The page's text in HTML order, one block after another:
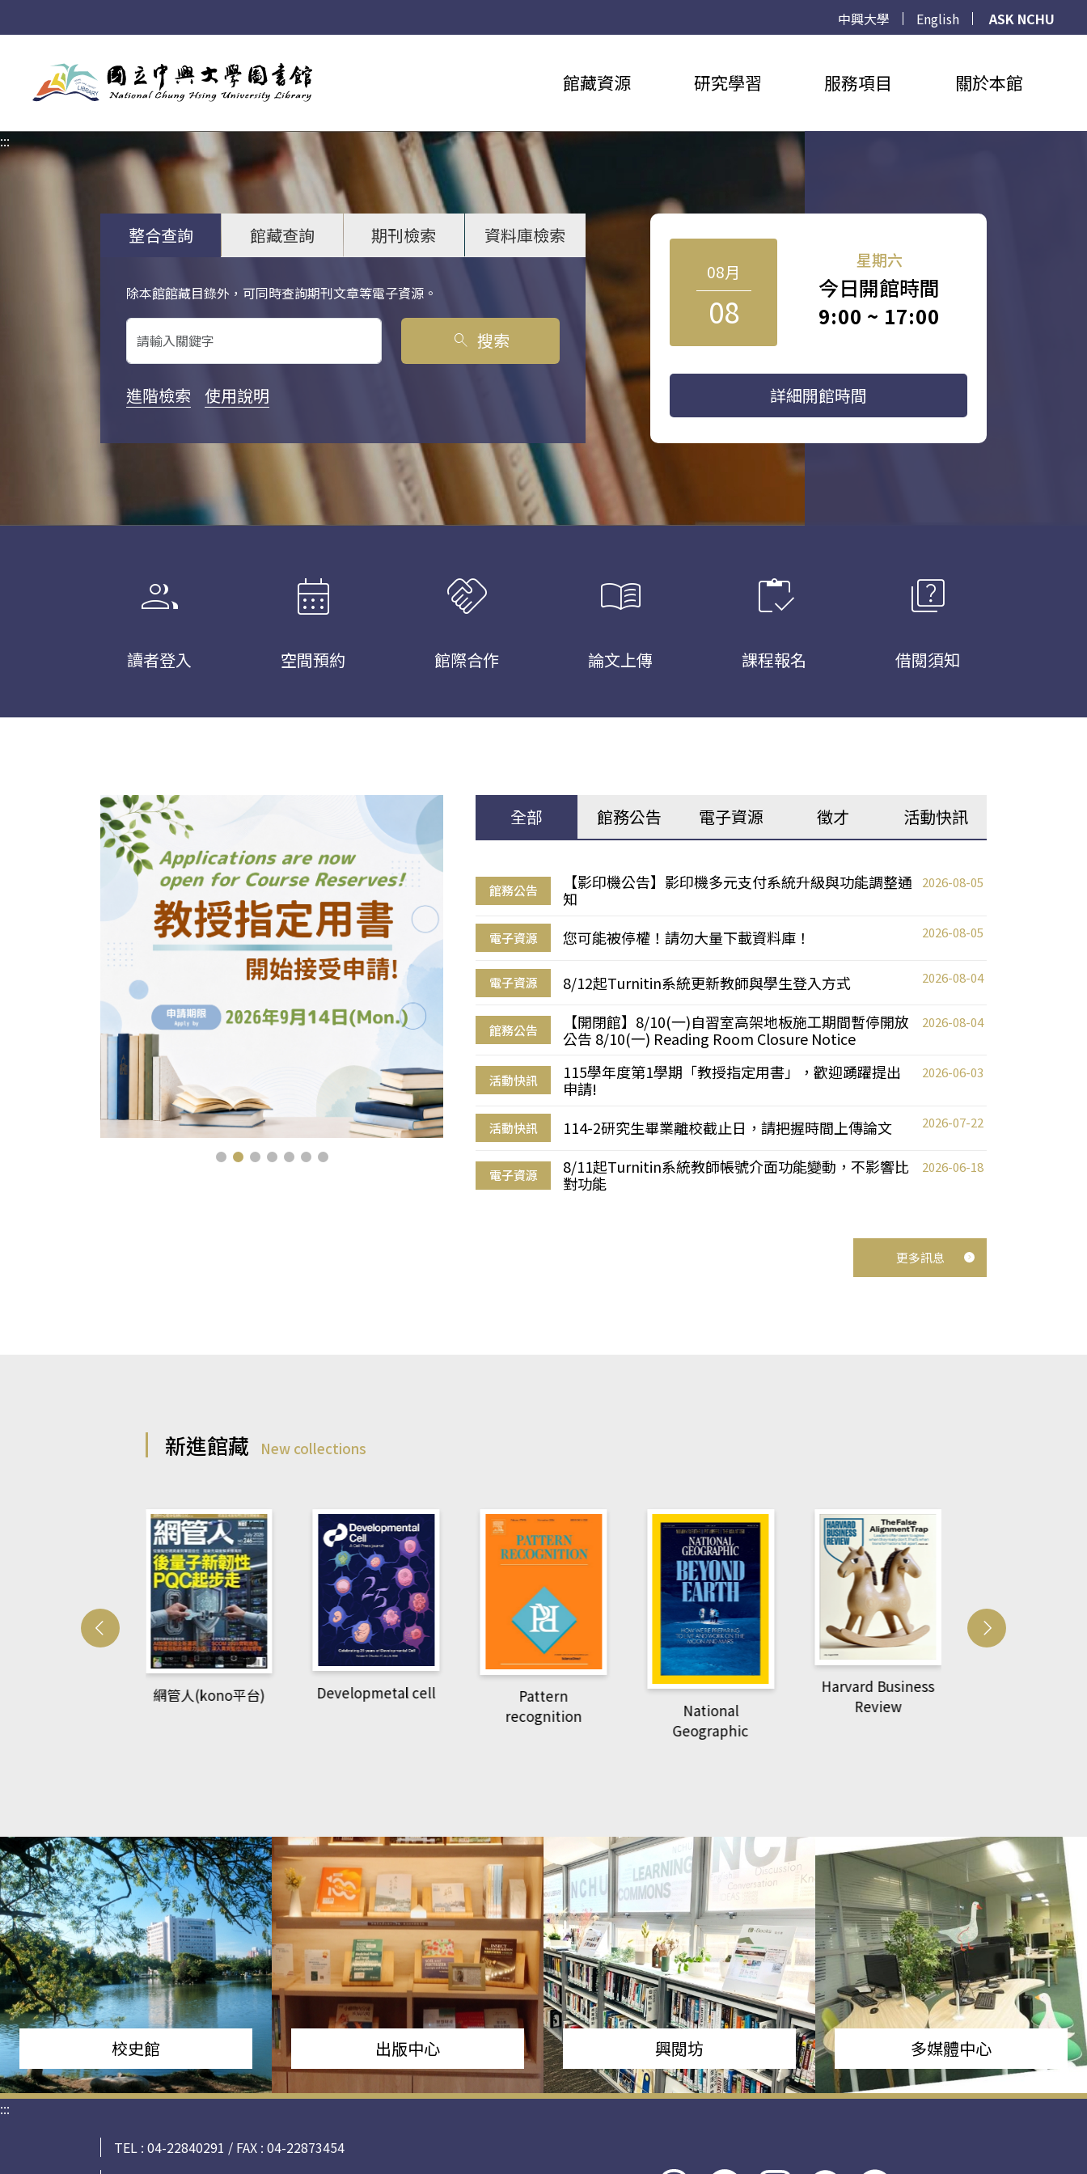
中興大學 English
ASK NCHU
館藏資源 研究學習 服務項目 關於本館
:::
整合查詢 館藏查詢 期刊檢索 資料庫檢索
除本館館藏目錄外，可同時查詢期刊文章等電子資源。
關鍵字搜尋
search 搜索
進階檢索 使用說明
08月
08
星期六
今日開館時間
9:00 ~ 17:00
詳細開館時間
group
讀者登入
calendar_month
空間預約
handshake
館際合作
menu_book
論文上傳
inventory
課程報名
quiz
借閱須知
全部 館務公告 電子資源 徵才 活動快訊
館務公告
【影印機公告】影印機多元支付系統升級與功能調整通
知
2026-08-05
電子資源 您可能被停權！請勿大量下載資料庫！ 2026-08-05
電子資源 8/12起Turnitin系統更新教師與學生登入方式 2026-08-04
館務公告
【開閉館】8/10(一)自習室高架地板施工期間暫停開放
公告 8/10(一) Reading Room Closure Notice
2026-08-04
活動快訊
115學年度第1學期「教授指定用書」，歡迎踴躍提出
申請!
2026-06-03
活動快訊 114-2研究生畢業離校截止日，請把握時間上傳論文 2026-07-22
電子資源
8/11起Turnitin系統教師帳號介面功能變動，不影響比
對功能
2026-06-18
更多訊息
新進館藏 New collections
網管人(kono平台) Developmetal cell
Pattern
recognition
National
Geographic
Harvard Business
Review
校史館 出版中心 興閱坊 多媒體中心
:::
TEL : 04-22840291 / FAX : 04-22873454